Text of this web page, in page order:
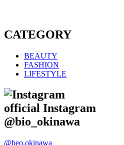
CATEGORY
BEAUTY
FASHION
LIFESTYLE
official Instagram
@bio_okinawa
@beo.okinawa